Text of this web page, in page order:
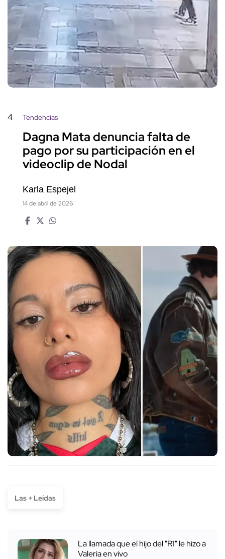
4 Tendencias
Dagna Mata denuncia falta de
pago por su participación en el
videoclip de Nodal
Karla Espejel
14 de abril de 2026
Las + Leídas
La llamada que el hijo del "R1" le hizo a
Valeria en vivo